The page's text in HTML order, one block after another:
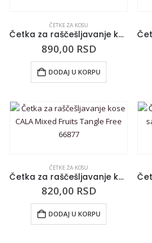
ČETKE ZA KOSU
Četka za raščešljavanje kose za muškarce CALA Flexible Bristles 66116
890,00 RSD
DODAJ U KORPU
ČETKE ZA KOSU
Četka za raščešljavanje kose CALA Mixed Fruits Tangle Free 66877
820,00 RSD
DODAJ U KORPU